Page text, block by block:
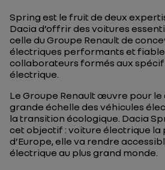
Spring est le fruit de deux
Dacia d’offrir des voitures
celle du Groupe Renault de
électriques performants et
collaborateurs formés aux
électrique.
Le Groupe Renault œuvre pour
grande échelle des véhicules
la transition écologique. Dacia
cet objectif : voiture électrique la
d’Europe, elle va rendre
électrique au plus grand monde.